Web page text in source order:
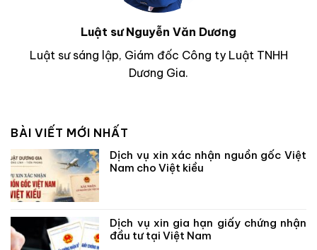
Luật sư Nguyễn Văn Dương
Luật sư sáng lập, Giám đốc Công ty Luật TNHH
Dương Gia.
BÀI VIẾT MỚI NHẤT
Dịch vụ xin xác nhận nguồn gốc Việt
Nam cho Việt kiều
Dịch vụ xin gia hạn giấy chứng nhận
đầu tư tại Việt Nam